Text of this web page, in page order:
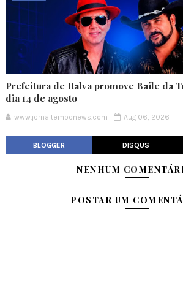
Prefeitura de Italva promove Baile da
dia 14 de agosto
www.jornaltemponews.com Aug 06, 2026
BLOGGER DISQUS
NENHUM
POSTAR UM